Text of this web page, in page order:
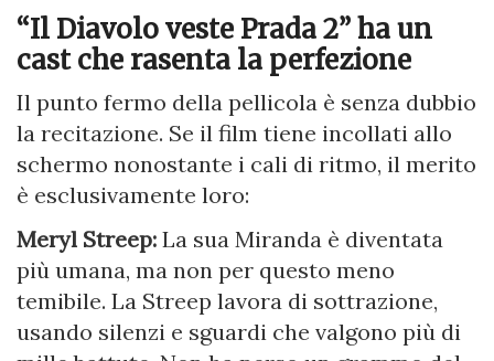
“Il Diavolo veste Prada 2” ha un
cast che rasenta la perfezione
Il punto fermo della pellicola è senza dubbio
la recitazione. Se il film tiene incollati allo
schermo nonostante i cali di ritmo, il merito
è esclusivamente loro:
Meryl Streep: La sua Miranda è diventata
più umana, ma non per questo meno
temibile. La Streep lavora di sottrazione,
usando silenzi e sguardi che valgono più di